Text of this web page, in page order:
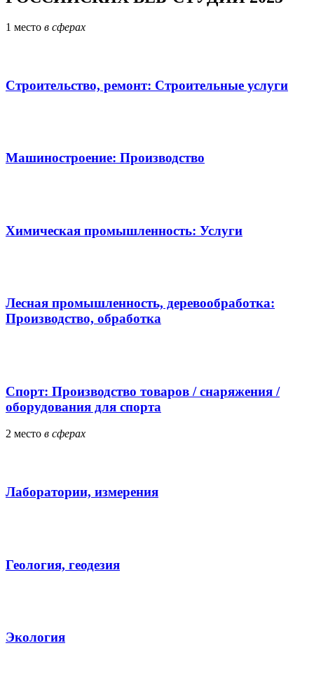
1 место в сферах
Строительство, ремонт: Строительные услуги
Машиностроение: Производство
Химическая промышленность: Услуги
Лесная промышленность, деревообработка:
Производство, обработка
Спорт: Производство товаров / снаряжения /
оборудования для спорта
2 место в сферах
Лаборатории, измерения
Геология, геодезия
Экология